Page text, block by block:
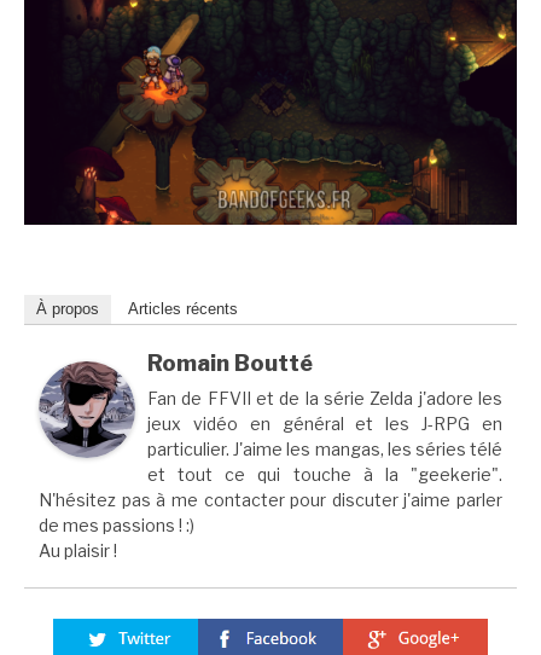
À propos Articles récents
Romain Boutté
Fan de FFVII et de la série Zelda j'adore les
jeux vidéo en général et les J-RPG en
particulier. J'aime les mangas, les séries télé
et tout ce qui touche à la "geekerie".
N'hésitez pas à me contacter pour discuter j'aime parler
de mes passions ! :)
Au plaisir !